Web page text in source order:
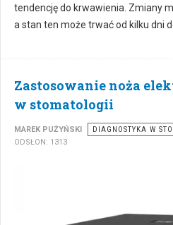
tendencję do krwawienia. Zmiany
a stan ten może trwać od kilku dni
Zastosowanie noża
w stomatologii
MAREK PUŻYŃSKI DIAGNOSTYKA W
ODSŁON: 1313